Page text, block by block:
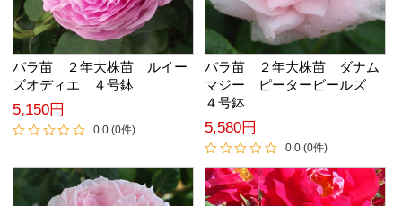
バラ苗 ２年大株苗 ルイー
ズオディエ ４号鉢
5,150円
0.0 (0件)
バラ苗 ２年大株苗 ダナム
マジー ピータービールズ
４号鉢
5,580円
0.0 (0件)